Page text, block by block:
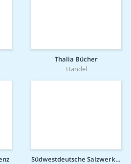
Thalia Bücher
Handel
Südwestdeutsche Salzwerke AG